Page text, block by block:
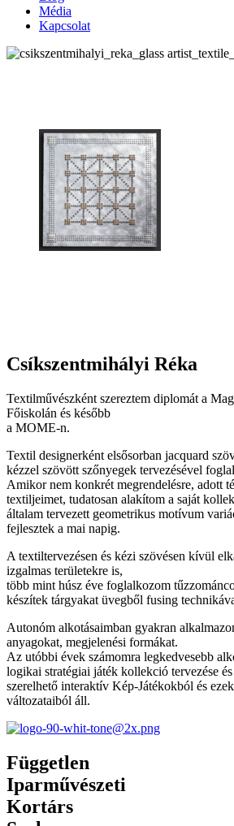
Média
Kapcsolat
Csíkszentmihályi Réka
Textilművészként szereztem diplomát a
Főiskolán és később
a MOME-n.
Textil designerként elsősorban jacquard
kézzel szövött szőnyegek tervezésével
Amikor nem konkrét megrendelésre, adott
textiljeimet, tudatosan alakítom a saját
általam tervezett geometrikus motívum
fejlesztek a mai napig.
A textiltervezésen és kézi szövésen kívül
izgalmas területekre is,
több mint húsz éve foglalkozom
készítek tárgyakat üvegből fusing
Autonóm alkotásaimban gyakran
anyagokat, megjelenési formákat.
Az utóbbi évek számomra legkedvesebb
logikai stratégiai játék kollekció tervezése
szerelhető interaktív Kép-Játékokból és
változataiból áll.
Független
Iparművészeti
Kortárs